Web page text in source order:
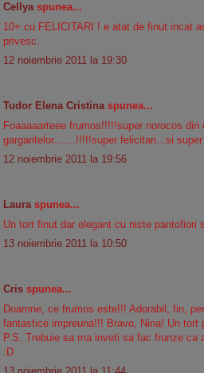
Cellyaspunea...
10+ cu FELICITARI ! e atat de finut incat
privesc.
12 noiembrie 2011 la 19:30
Tudor Elena Cristinaspunea...
Foaaaaarteee frumos!!!!!super norocos din
gargaritelor.......!!!!!super felicitari...si super
12 noiembrie 2011 la 19:56
Lauraspunea...
Un tort finut dar elegant cu niste pantofiori
13 noiembrie 2011 la 10:50
Cris spunea...
Doamne, ce frumos este!!! Adorabil, fin,
fantastice impreuna!!! Bravo, Nina! Un tort
P.S. Trebuie sa ma inveti sa fac frunze ca
:D